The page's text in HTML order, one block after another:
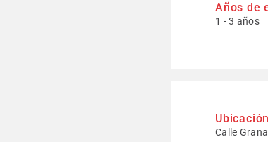
Años de
1 - 3 años
Ubicación
Calle